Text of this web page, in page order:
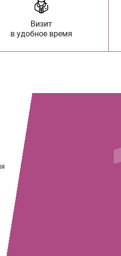
Визит
в удобное время